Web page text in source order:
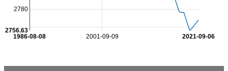
2001-09-09
1986-08-08 2021-09-06
2780
2756.63